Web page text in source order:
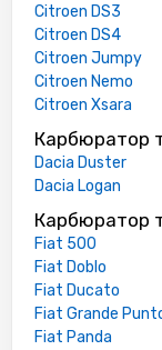
Citroen DS3
Citroen DS4
Citroen Jumpy
Citroen Nemo
Citroen Xsara
Карбюратор
Dacia Duster
Dacia Logan
Карбюратор
Fiat 500
Fiat Doblo
Fiat Ducato
Fiat Grande
Fiat Panda